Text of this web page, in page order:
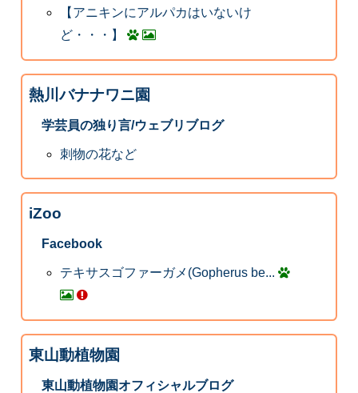
【アニキンにアルパカはいないけ
ど・・・】
熱川バナナワニ園
学芸員の独り言/ウェブリブログ
刺物の花など
iZoo
Facebook
テキサスゴファーガメ(Gopherus be...
東山動植物園
東山動植物園オフィシャルブログ